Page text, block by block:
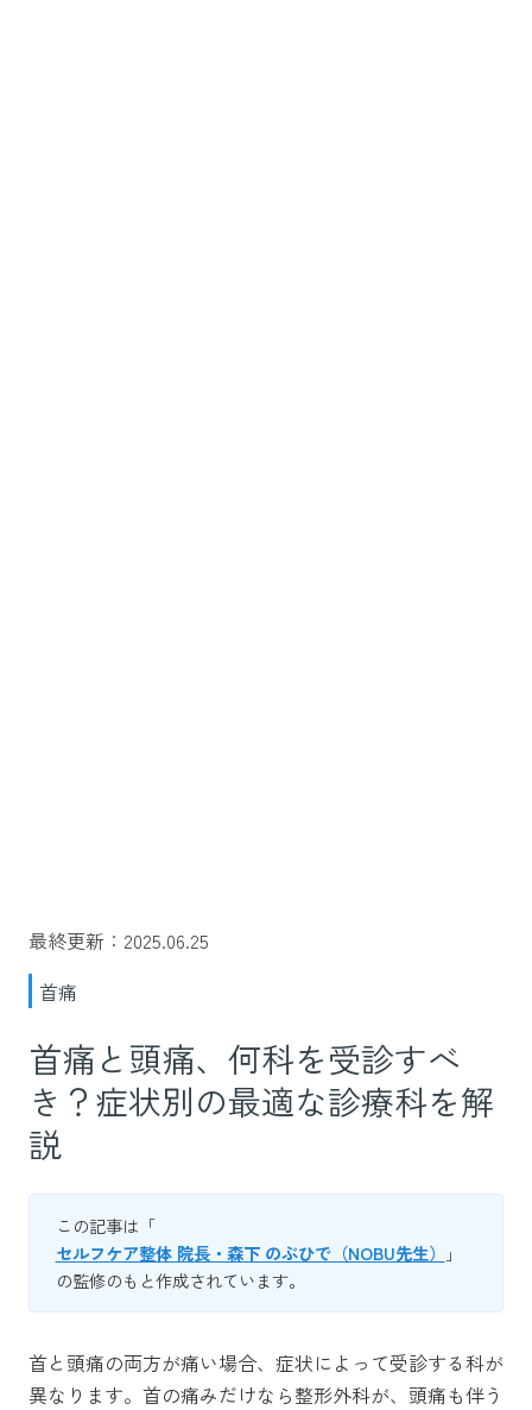
最終更新：2025.06.25
首痛
首痛と頭痛、何科を受診すべ
き？症状別の最適な診療科を解
説
この記事は「
セルフケア整体 院長・森下 のぶひで（NOBU先生）
」
の監修のもと作成されています。
首と頭痛の両方が痛い場合、症状によって受診する科が
異なります。首の痛みだけなら整形外科が、頭痛も伴う